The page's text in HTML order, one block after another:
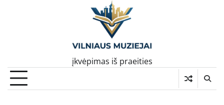
įkvėpimas iš praeities